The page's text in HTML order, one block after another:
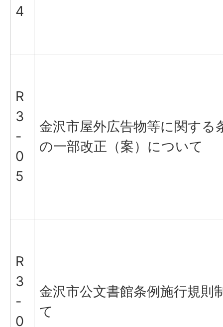
4
R
3
-
0
5
金沢市屋外広告物等に関する
の一部改正（案）について
R
3
-
0
金沢市公文書館条例施行規則
て